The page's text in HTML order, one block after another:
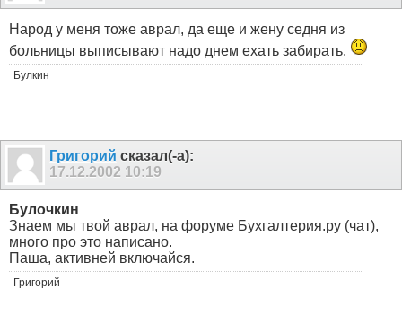
Народ у меня тоже аврал, да еще и жену седня из
больницы выписывают надо днем ехать забирать.
Булкин
Григорий сказал(-а):
17.12.2002 10:19
Булочкин
Знаем мы твой аврал, на форуме Бухгалтерия.ру (чат),
много про это написано.
Паша, активней включайся.
Григорий